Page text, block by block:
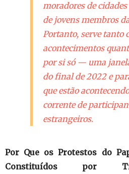
moradores de
de jovens membros
Portanto, serve tanto
acontecimentos
por si só — uma
do final de 2022 e
que estão
corrente de
estrangeiros.
Por Que os Protestos do
Constituídos por